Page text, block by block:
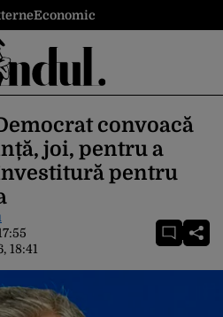
Economic
convoacă
joi, pentru a
pentru
18:41